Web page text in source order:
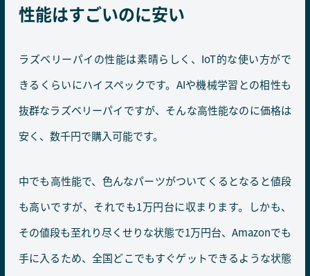
性能はすごいのに安い
ラズベリーパイの性能は素晴らしく、IoT的な使い方がで
きるくらいにハイスペックです。AIや機械学習との相性も
抜群なラズベリーパイですが、そんな高性能なのに価格は
安く、数千円で購入可能です。
中でも高性能で、色んなパーツがついてくるとなると値段
も高いですが、それでも1万円台に収まります。しかも、
その値段も至れり尽くせりな状態で1万円台、Amazonでも
手に入るため、全国どこでもすぐゲットできるような状態